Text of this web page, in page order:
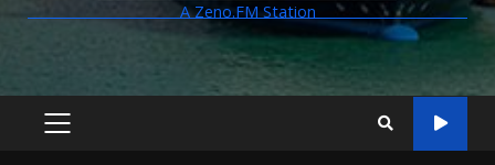
A Zeno.FM Station
PRIMARY